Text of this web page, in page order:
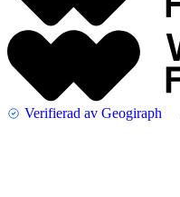
Verifierad av Geogiraph